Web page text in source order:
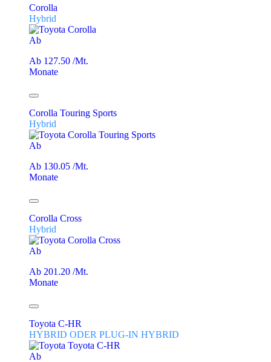
Corolla
Hybrid
Ab
Ab 127.50 /Mt.
Monate
Corolla Touring Sports
Hybrid
Ab
Ab 130.05 /Mt.
Monate
Corolla Cross
Hybrid
Ab
Ab 201.20 /Mt.
Monate
Toyota C-HR
HYBRID ODER PLUG-IN HYBRID
Ab